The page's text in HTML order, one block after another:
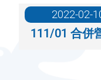
111/01 合併
2022-02-